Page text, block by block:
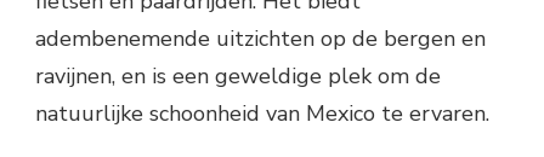
adembenemende uitzichten op de bergen en
ravijnen, en is een geweldige plek om de
natuurlijke schoonheid van Mexico te ervaren.